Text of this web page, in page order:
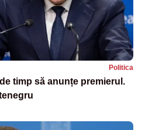
Politica
timp să anunțe premierul.